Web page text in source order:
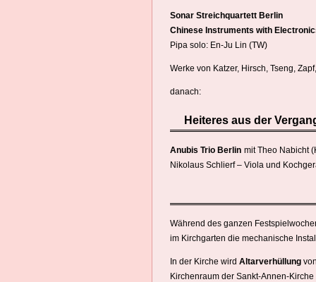
Sonar Streichquartett Berlin
Chinese Instruments with
Pipa solo: En-Ju Lin (TW)
Werke von Katzer, Hirsch, Tseng,
danach:
Heiteres aus der
Anubis Trio Berlin mit Theo Nabicht
Nikolaus Schlierf – Viola und
Während des ganzen
im Kirchgarten die mechanische
In der Kirche wird Altarverhüllung
Kirchenraum der Sankt-Annen-